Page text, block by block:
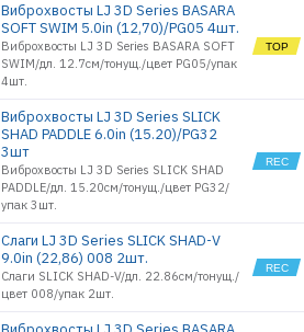
Виброхвосты LJ 3D Series BASARA
SOFT SWIM 5.0in (12,70)/PG05 4шт.
Виброхвосты LJ 3D Series BASARA SOFT
SWIM/дл. 12.7см/тонущ./цвет PG05/упак
4шт.
Виброхвосты LJ 3D Series SLICK
SHAD PADDLE 6.0in (15.20)/PG32
3шт
Виброхвосты LJ 3D Series SLICK SHAD
PADDLE/дл. 15.20см/тонущ./цвет PG32/
упак 3шт.
Слаги LJ 3D Series SLICK SHAD-V
9.0in (22,86) 008 2шт.
Слаги SLICK SHAD-V/дл. 22.86см/тонущ./
цвет 008/упак 2шт.